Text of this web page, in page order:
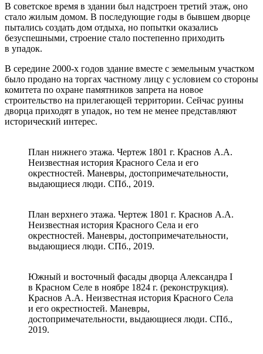
В советское время в здании был надстроен третий этаж, оно
стало жилым домом. В последующие годы в бывшем дворце
пытались создать дом отдыха, но попытки оказались
безуспешными, строение стало постепенно приходить
в упадок.
В середине 2000-х годов здание вместе с земельным участком
было продано на торгах частному лицу с условием со стороны
комитета по охране памятников запрета на новое
строительство на прилегающей территории. Сейчас руины
дворца приходят в упадок, но тем не менее представляют
исторический интерес.
План нижнего этажа. Чертеж 1801 г. Краснов А.А.
Неизвестная история Красного Села и его
окрестностей. Маневры, достопримечательности,
выдающиеся люди. СПб., 2019.
План верхнего этажа. Чертеж 1801 г. Краснов А.А.
Неизвестная история Красного Села и его
окрестностей. Маневры, достопримечательности,
выдающиеся люди. СПб., 2019.
Южный и восточный фасады дворца Александра I
в Красном Селе в ноябре 1824 г. (реконструкция).
Краснов А.А. Неизвестная история Красного Села
и его окрестностей. Маневры,
достопримечательности, выдающиеся люди. СПб.,
2019.